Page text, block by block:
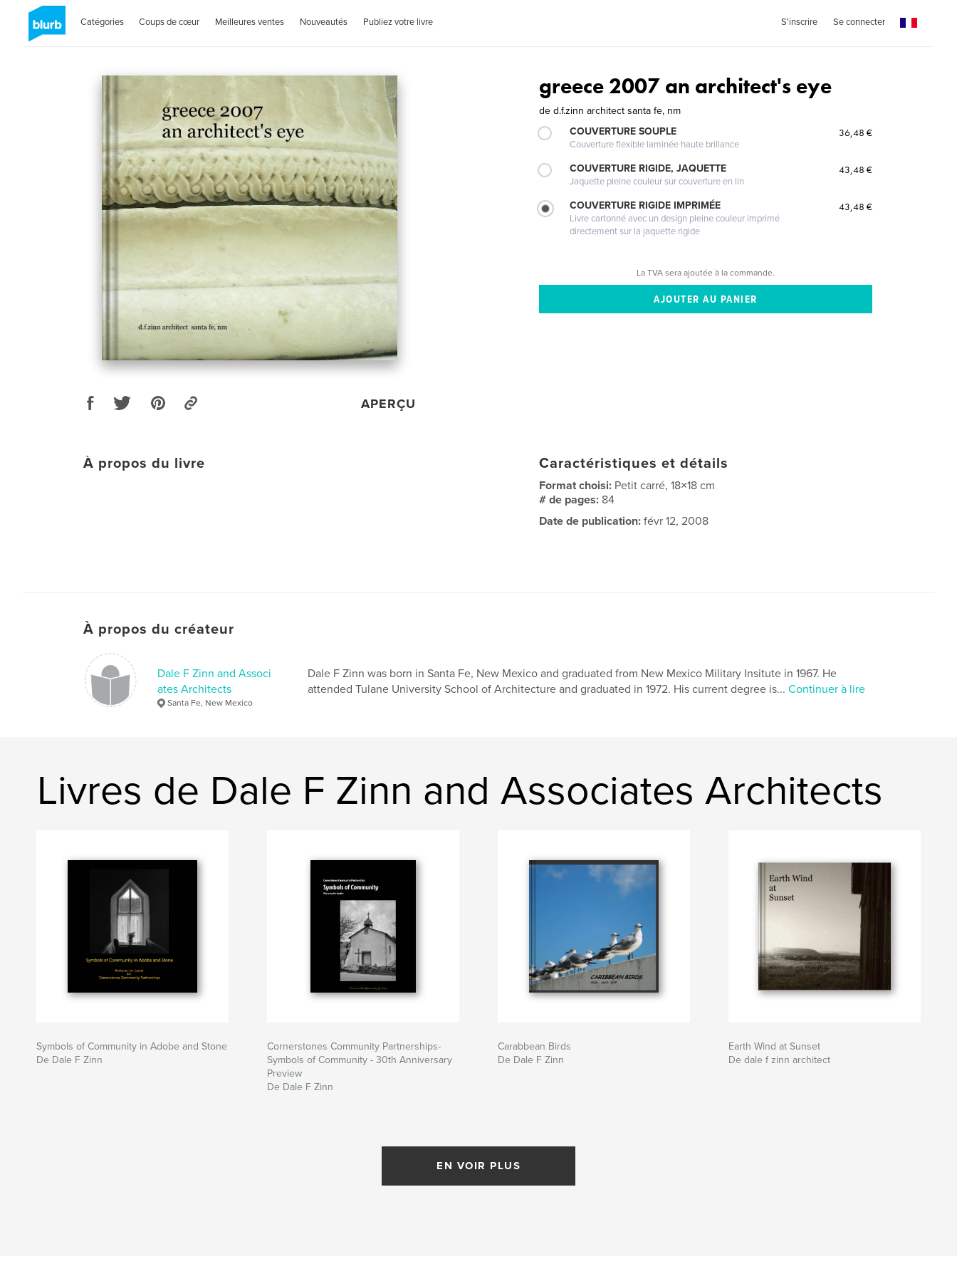
Catégories Coups de cœur Meilleures ventes Nouveautés Publiez votre livre S'inscrire Se connecter
APERÇU
greece 2007 an architect's eye
de d.f.zinn architect santa fe, nm
COUVERTURE SOUPLE
Couverture flexible laminée haute brillance
36,48 €
COUVERTURE RIGIDE, JAQUETTE
Jaquette pleine couleur sur couverture en lin
43,48 €
COUVERTURE RIGIDE IMPRIMÉE
Livre cartonné avec un design pleine couleur imprimé
directement sur la jaquette rigide
43,48 €
La TVA sera ajoutée à la commande.
À propos du livre Caractéristiques et détails
Format choisi: Petit carré, 18×18 cm
# de pages: 84
Date de publication: févr 12, 2008
À propos du créateur
Dale F Zinn and Associ
ates Architects
Santa Fe, New Mexico
Dale F Zinn was born in Santa Fe, New Mexico and graduated from New Mexico Military Insitute in 1967. He
attended Tulane University School of Architecture and graduated in 1972. His current degree is... Continuer à lire
Livres de Dale F Zinn and Associates Architects
Symbols of Community in Adobe and Stone
De Dale F Zinn
Cornerstones Community Partnerships-
Symbols of Community - 30th Anniversary
Preview
De Dale F Zinn
Carabbean Birds
De Dale F Zinn
Earth Wind at Sunset
De dale f zinn architect
EN VOIR PLUS